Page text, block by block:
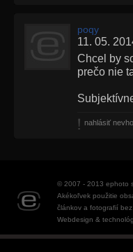
poqy
11. 05.
Chcel by
prečo nie
nahlásiť
© 2007 - 2013 ephoto
Akékoľvek použitie
článkov a fotografií
Webdesign &